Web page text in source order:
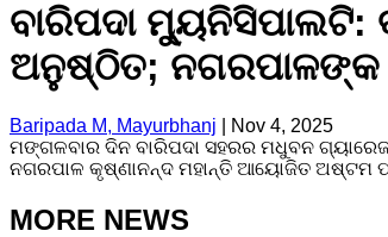
ବାରିପଦା ମ୍ୟୁନିସିପାଲଟି:
ଅନୁଷ୍ଠିତ; ନଗରପାଳଙ୍କ
Baripada M, Mayurbhanj
Nov 4, 2025
ମଙ୍ଗଳବାର ଦିନ ବାରିପଦା ସହରର ମଧୁବନ ଗ୍ୟାରେଜ
ନଗରପାଳ କୃଷ୍ଣାନନ୍ଦ ମହାନ୍ତି ଆୟୋଜିତ ଅଷ୍ଟମ
MORE NEWS